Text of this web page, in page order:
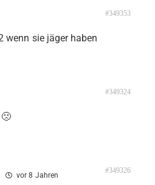
#349353
wenn sie jäger haben
#349324
vor 8 Jahren
#349326